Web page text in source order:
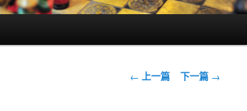
文
← 上一篇 下一篇 →